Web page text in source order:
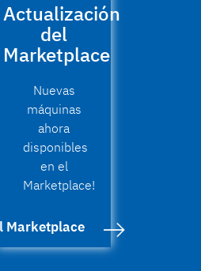
Actualización
del
Marketplace
Nuevas
máquinas
ahora
disponibles
en el
Marketplace!
Marketplace